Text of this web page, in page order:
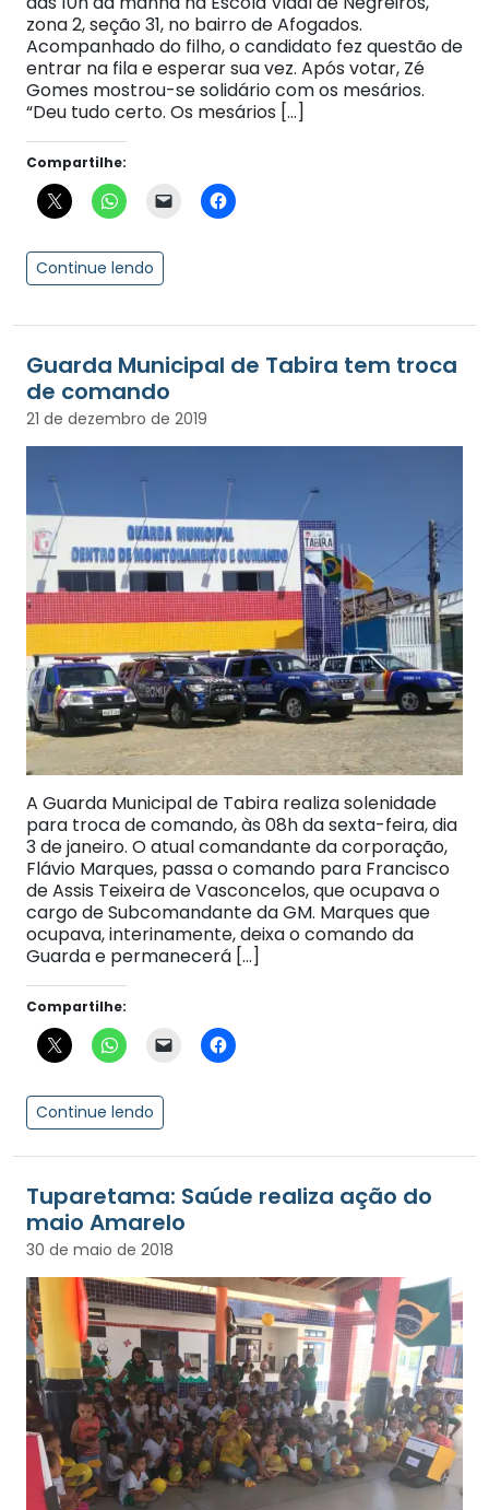
zona 2, seção 31, no bairro de Afogados.
Acompanhado do filho, o candidato fez questão de
entrar na fila e esperar sua vez. Após votar, Zé
Gomes mostrou-se solidário com os mesários.
“Deu tudo certo. Os mesários […]
Compartilhe:
Continue lendo
Guarda Municipal de Tabira tem troca
de comando
21 de dezembro de 2019
A Guarda Municipal de Tabira realiza solenidade
para troca de comando, às 08h da sexta-feira, dia
3 de janeiro. O atual comandante da corporação,
Flávio Marques, passa o comando para Francisco
de Assis Teixeira de Vasconcelos, que ocupava o
cargo de Subcomandante da GM. Marques que
ocupava, interinamente, deixa o comando da
Guarda e permanecerá […]
Compartilhe:
Continue lendo
Tuparetama: Saúde realiza ação do
maio Amarelo
30 de maio de 2018